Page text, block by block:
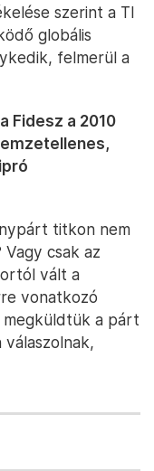
szerint a TI
globális
felmerül a
Fidesz a 2010
titkon nem
csak az
vált a
vonatkozó
a párt